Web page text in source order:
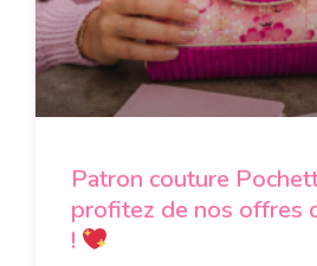
Patron couture
profitez de nos offres
!